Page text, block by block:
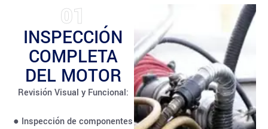
01
INSPECCIÓN
COMPLETA
DEL MOTOR
Revisión Visual y Funcional:
● Inspección de componentes